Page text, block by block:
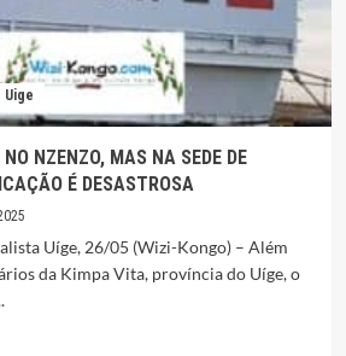
Uige
NZENZO, MAS NA SEDE DE
É DESASTROSA
Uíge, 26/05 (Wizi-Kongo) – Além
da Kimpa Vita, província do Uíge, o